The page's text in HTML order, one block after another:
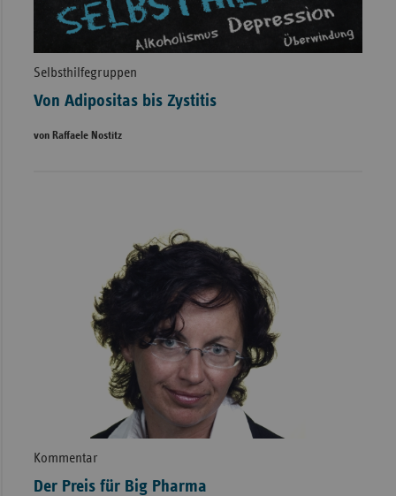
Selbsthilfegruppen
Von Adipositas bis Zystitis
von Raffaele Nostitz
Kommentar
Der Preis für Big Pharma